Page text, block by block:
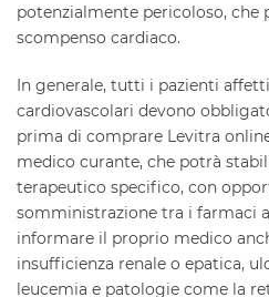
potenzialmente pericoloso, che
scompenso cardiaco.
In generale, tutti i pazienti
cardiovascolari devono
prima di comprare Levitra
medico curante, che potrà
terapeutico specifico, con
somministrazione tra i farmaci
informare il proprio medico
insufficienza renale o epatica,
leucemia e patologie come la